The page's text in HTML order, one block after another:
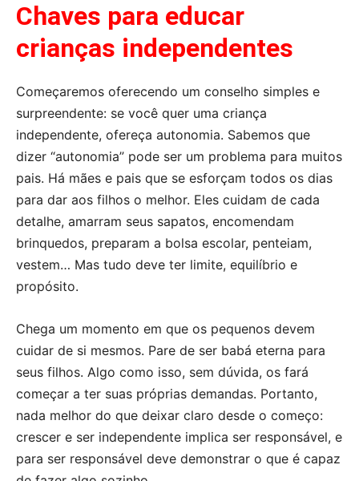
Chaves para educar
crianças independentes
Começaremos oferecendo um conselho simples e
surpreendente: se você quer uma criança
independente, ofereça autonomia. Sabemos que
dizer “autonomia” pode ser um problema para muitos
pais. Há mães e pais que se esforçam todos os dias
para dar aos filhos o melhor. Eles cuidam de cada
detalhe, amarram seus sapatos, encomendam
brinquedos, preparam a bolsa escolar, penteiam,
vestem… Mas tudo deve ter limite, equilíbrio e
propósito.
Chega um momento em que os pequenos devem
cuidar de si mesmos. Pare de ser babá eterna para
seus filhos. Algo como isso, sem dúvida, os fará
começar a ter suas próprias demandas. Portanto,
nada melhor do que deixar claro desde o começo:
crescer e ser independente implica ser responsável, e
para ser responsável deve demonstrar o que é capaz